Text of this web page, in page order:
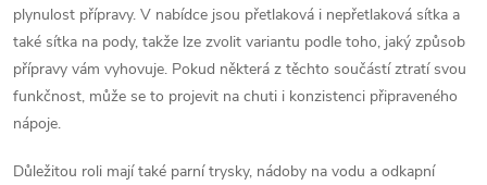
k
y
v
ý
plynulost přípravy. V nabídce jsou přetlaková i nepřetlaková sítka a
také sítka na pody, takže lze zvolit variantu podle toho, jaký způsob
přípravy vám vyhovuje. Pokud některá z těchto součástí ztratí svou
funkčnost, může se to projevit na chuti i konzistenci připraveného
nápoje.
Důležitou roli mají také parní trysky, nádoby na vodu a odkapní